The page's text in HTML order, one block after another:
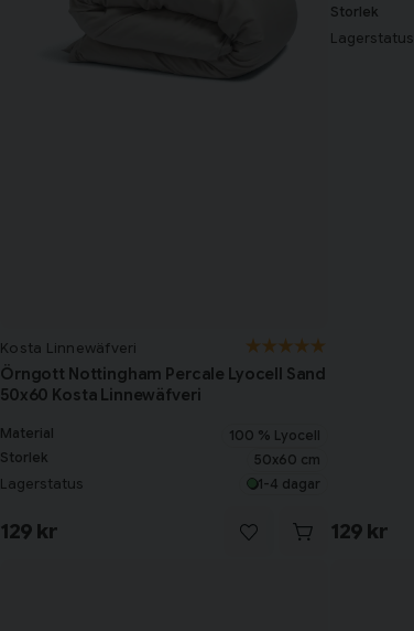
Kosta Linnewäfveri
Örngott Nottingham Percale Lyocell Sand
50x60 Kosta Linnewäfveri
Material
100 % Lyocell
Storlek
50x60 cm
Lagerstatus 1-4 dagar
129 kr
Storlek
Lagerstatus
129 kr